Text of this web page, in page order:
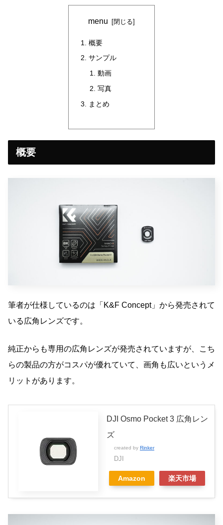
menu
概要
サンプル
動画
写真
まとめ
概要
筆者が仕様しているのは「K&F Concept」から発売されて
いる広角レンズです。
純正からも専用の広角レンズが発売されていますが、こち
らの製品の方がコスパが優れていて、画角も広いというメ
リットがあります。
DJI Osmo Pocket 3 広角レン
ズ
created by Rinker
DJI
Amazon 楽天市場